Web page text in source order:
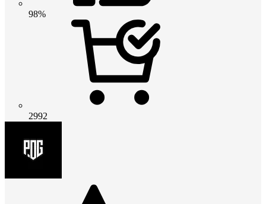
98%
2992